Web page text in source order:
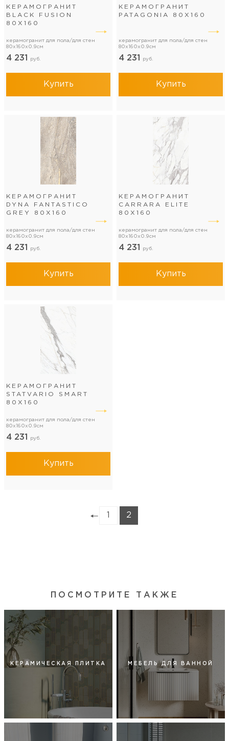
КЕРАМОГРАНИТ
BLACK FUSION
80Х160
керамогранит для пола/для стен
80x160x0.9см
4 231 руб.
Купить
КЕРАМОГРАНИТ
PATAGONIA 80Х160
керамогранит для пола/для стен
80x160x0.9см
4 231 руб.
Купить
КЕРАМОГРАНИТ
DYNA FANTASTICO
GREY 80Х160
керамогранит для пола/для стен
80x160x0.9см
4 231 руб.
Купить
КЕРАМОГРАНИТ
CARRARA ELITE
80Х160
керамогранит для пола/для стен
80x160x0.9см
4 231 руб.
Купить
КЕРАМОГРАНИТ
STATVARIO SMART
80Х160
керамогранит для пола/для стен
80x160x0.9см
4 231 руб.
Купить
2
ПОСМОТРИТЕ ТАКЖЕ
КЕРАМИЧЕСКАЯ ПЛИТКА МЕБЕЛЬ ДЛЯ ВАННОЙ